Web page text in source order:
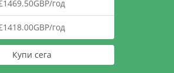
год
год
Купи сега